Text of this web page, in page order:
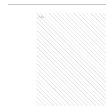
Ads